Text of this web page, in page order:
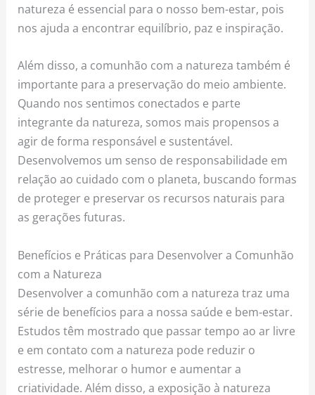
natureza é essencial para o nosso bem-estar, pois
nos ajuda a encontrar equilíbrio, paz e inspiração.
Além disso, a comunhão com a natureza também é
importante para a preservação do meio ambiente.
Quando nos sentimos conectados e parte
integrante da natureza, somos mais propensos a
agir de forma responsável e sustentável.
Desenvolvemos um senso de responsabilidade em
relação ao cuidado com o planeta, buscando formas
de proteger e preservar os recursos naturais para
as gerações futuras.
Benefícios e Práticas para Desenvolver a Comunhão
com a Natureza
Desenvolver a comunhão com a natureza traz uma
série de benefícios para a nossa saúde e bem-estar.
Estudos têm mostrado que passar tempo ao ar livre
e em contato com a natureza pode reduzir o
estresse, melhorar o humor e aumentar a
criatividade. Além disso, a exposição à natureza